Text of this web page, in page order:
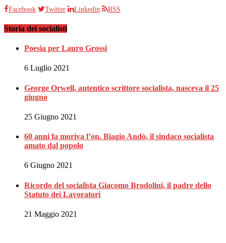
Facebook Twitter Linkedin RSS
Storia dei socialisti
Poesia per Lauro Grossi
6 Luglio 2021
George Orwell, autentico scrittore socialista, nasceva il 25
giugno
25 Giugno 2021
60 anni fa moriva l’on. Biagio Andò, il sindaco socialista
amato dal popolo
6 Giugno 2021
Ricordo del socialista Giacomo Brodolini, il padre dello
Statuto dei Lavoratori
21 Maggio 2021